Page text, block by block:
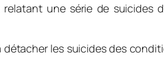
une série de suicides
détacher les suicides des